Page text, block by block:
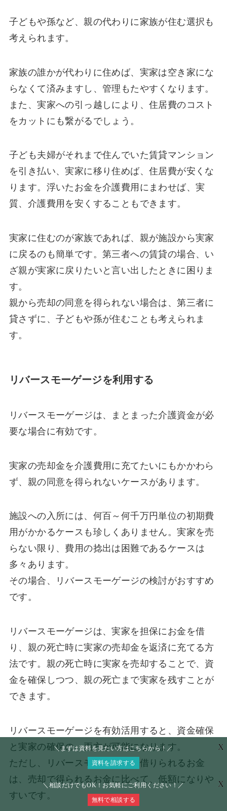
子どもや孫など、親の代わりに家族が住む選択も
考えられます。
家族の誰かが代わりに住めば、実家は空き家にな
らなくて済みますし、管理もたやすくなります。
また、実家への引っ越しにより、住居費のコスト
をカットにも繋がるでしょう。
子ども夫婦がそれまで住んでいた賃貸マンション
を引き払い、実家に移り住めば、住居費が安くな
ります。浮いたお金を介護費用にまわせば、実
質、介護費用を安くすることもできます。
実家に住むのが家族であれば、親が施設から実家
に戻るのも簡単です。第三者への賃貸の場合、い
ざ親が実家に戻りたいと言い出したときに困りま
す。
親から売却の同意を得られない場合は、第三者に
貸さずに、子どもや孫が住むことも考えられま
す。
リバースモーゲージを利用する
リバースモーゲージは、まとまった介護資金が必
要な場合に有効です。
実家の売却金を介護費用に充てたいにもかかわら
ず、親の同意を得られないケースがあります。
施設への入所には、何百～何千万円単位の初期費
用がかかるケースも珍しくありません。実家を売
らない限り、費用の捻出は困難であるケースは
多々あります。
その場合、リバースモーゲージの検討がおすすめ
です。
リバースモーゲージは、実家を担保にお金を借
り、親の死亡時に実家の売却金を返済に充てる方
法です。親の死亡時に実家を売却することで、資
金を確保しつつ、親の死亡まで実家を残すことが
できます。
リバースモーゲージを有効活用すると、資金確保
と実家の確保の、両方が可能になります。
ただし、リバースモーゲージで借りられるお金
は、売却で得られるお金に比べて、低額になりや
すいです。
＼相談だけでもOK！お気軽にご利用ください！／
無料で相談する
X
＼まずは資料を見たい方はこちらから！／
資料を請求する
X